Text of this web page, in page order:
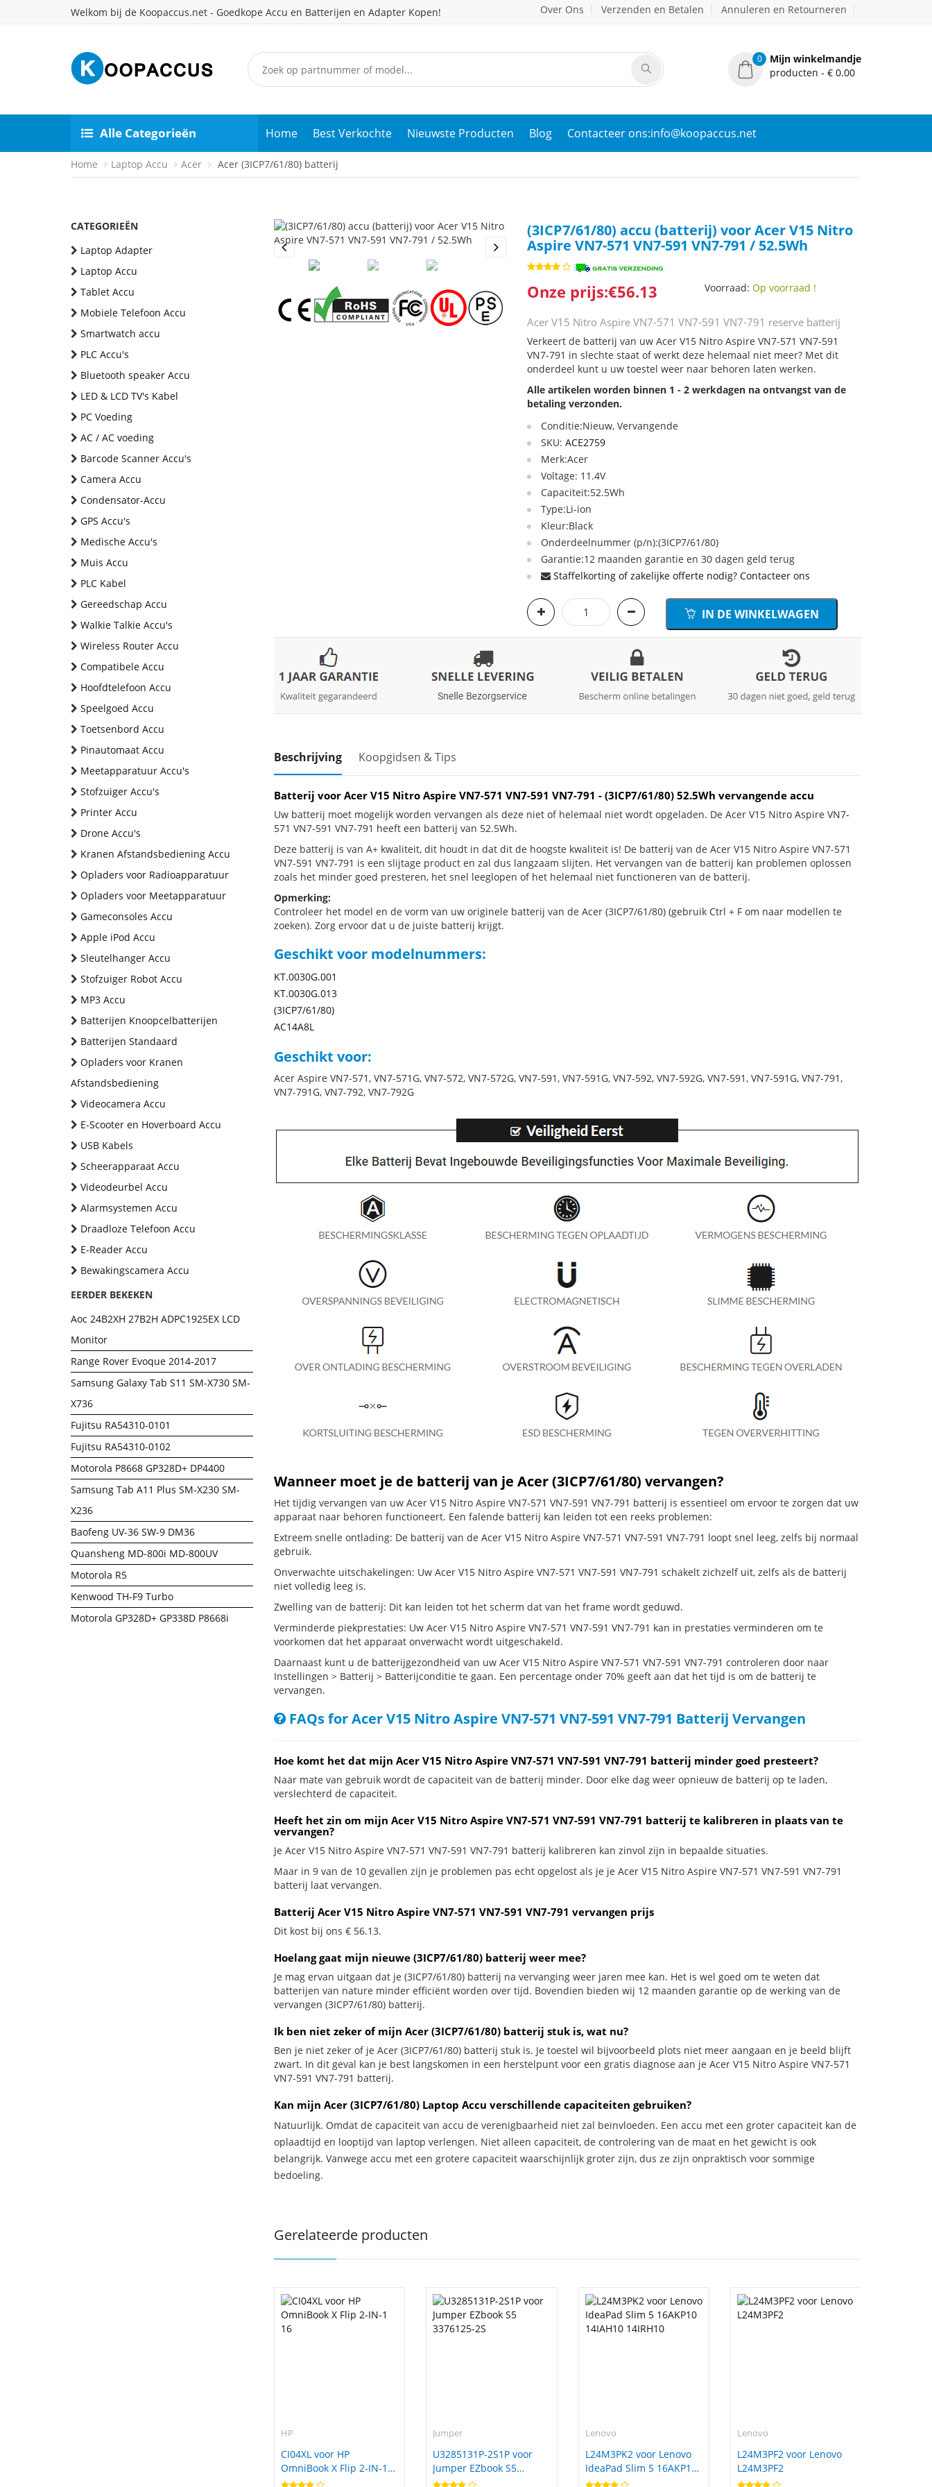
Welkom bij de Koopaccus.net - Goedkope Accu en Batterijen en Adapter Kopen! Over Ons Verzenden en Betalen Annuleren en Retourneren
0
Mijn winkelmandje
producten - € 0.00
Alle Categorieën Home Best Verkochte Nieuwste Producten Blog Contacteer ons:info@koopaccus.net
Home Laptop Accu Acer Acer (3ICP7/61/80) batterij
CATEGORIEËN
Laptop Adapter
Laptop Accu
Tablet Accu
Mobiele Telefoon Accu
Smartwatch accu
PLC Accu's
Bluetooth speaker Accu
LED & LCD TV's Kabel
PC Voeding
AC / AC voeding
Barcode Scanner Accu's
Camera Accu
Condensator-Accu
GPS Accu's
Medische Accu's
Muis Accu
PLC Kabel
Gereedschap Accu
Walkie Talkie Accu's
Wireless Router Accu
Compatibele Accu
Hoofdtelefoon Accu
Speelgoed Accu
Toetsenbord Accu
Pinautomaat Accu
Meetapparatuur Accu's
Stofzuiger Accu's
Printer Accu
Drone Accu's
Kranen Afstandsbediening Accu
Opladers voor Radioapparatuur
Opladers voor Meetapparatuur
Gameconsoles Accu
Apple iPod Accu
Sleutelhanger Accu
Stofzuiger Robot Accu
MP3 Accu
Batterijen Knoopcelbatterijen
Batterijen Standaard
Opladers voor Kranen
Afstandsbediening
Videocamera Accu
E-Scooter en Hoverboard Accu
USB Kabels
Scheerapparaat Accu
Videodeurbel Accu
Alarmsystemen Accu
Draadloze Telefoon Accu
E-Reader Accu
Bewakingscamera Accu
EERDER BEKEKEN
Aoc 24B2XH 27B2H ADPC1925EX LCD
Monitor
Range Rover Evoque 2014-2017
Samsung Galaxy Tab S11 SM-X730 SM-
X736
Fujitsu RA54310-0101
Fujitsu RA54310-0102
Motorola P8668 GP328D+ DP4400
Samsung Tab A11 Plus SM-X230 SM-
X236
Baofeng UV-36 SW-9 DM36
Quansheng MD-800i MD-800UV
Motorola R5
Kenwood TH-F9 Turbo
Motorola GP328D+ GP338D P8668i
Previous
(3ICP7/61/80) accu (batterij) voor Acer V15 Nitro
Aspire VN7-571 VN7-591 VN7-791 / 52.5Wh
Onze prijs:€56.13 Voorraad:Op voorraad !
Acer V15 Nitro Aspire VN7-571 VN7-591 VN7-791 reserve batterij
Verkeert de batterij van uw Acer V15 Nitro Aspire VN7-571 VN7-591
VN7-791 in slechte staat of werkt deze helemaal niet meer? Met dit
onderdeel kunt u uw toestel weer naar behoren laten werken.
Alle artikelen worden binnen 1 - 2 werkdagen na ontvangst van de
betaling verzonden.
Conditie:Nieuw, Vervangende
SKU:ACE2759
Merk:Acer
Voltage: 11.4V
Capaciteit:52.5Wh
Type:Li-ion
Kleur:Black
Onderdeelnummer (p/n):(3ICP7/61/80)
Garantie:12 maanden garantie en 30 dagen geld terug
Staffelkorting of zakelijke offerte nodig? Contacteer ons
IN DE WINKELWAGEN
Beschrijving Koopgidsen & Tips
Batterij voor Acer V15 Nitro Aspire VN7-571 VN7-591 VN7-791 - (3ICP7/61/80) 52.5Wh vervangende accu
Uw batterij moet mogelijk worden vervangen als deze niet of helemaal niet wordt opgeladen. De Acer V15 Nitro Aspire VN7-
571 VN7-591 VN7-791 heeft een batterij van 52.5Wh.
Deze batterij is van A+ kwaliteit, dit houdt in dat dit de hoogste kwaliteit is! De batterij van de Acer V15 Nitro Aspire VN7-571
VN7-591 VN7-791 is een slijtage product en zal dus langzaam slijten. Het vervangen van de batterij kan problemen oplossen
zoals het minder goed presteren, het snel leeglopen of het helemaal niet functioneren van de batterij.
Opmerking:
Controleer het model en de vorm van uw originele batterij van de Acer (3ICP7/61/80) (gebruik Ctrl + F om naar modellen te
zoeken). Zorg ervoor dat u de juiste batterij krijgt.
Geschikt voor modelnummers:
KT.0030G.001
KT.0030G.013
(3ICP7/61/80)
AC14A8L
Geschikt voor:
Acer Aspire VN7-571, VN7-571G, VN7-572, VN7-572G, VN7-591, VN7-591G, VN7-592, VN7-592G, VN7-591, VN7-591G, VN7-791,
VN7-791G, VN7-792, VN7-792G
Wanneer moet je de batterij van je Acer (3ICP7/61/80) vervangen?
Het tijdig vervangen van uw Acer V15 Nitro Aspire VN7-571 VN7-591 VN7-791 batterij is essentieel om ervoor te zorgen dat uw
apparaat naar behoren functioneert. Een falende batterij kan leiden tot een reeks problemen:
Extreem snelle ontlading: De batterij van de Acer V15 Nitro Aspire VN7-571 VN7-591 VN7-791 loopt snel leeg, zelfs bij normaal
gebruik.
Onverwachte uitschakelingen: Uw Acer V15 Nitro Aspire VN7-571 VN7-591 VN7-791 schakelt zichzelf uit, zelfs als de batterij
niet volledig leeg is.
Zwelling van de batterij: Dit kan leiden tot het scherm dat van het frame wordt geduwd.
Verminderde piekprestaties: Uw Acer V15 Nitro Aspire VN7-571 VN7-591 VN7-791 kan in prestaties verminderen om te
voorkomen dat het apparaat onverwacht wordt uitgeschakeld.
Daarnaast kunt u de batterijgezondheid van uw Acer V15 Nitro Aspire VN7-571 VN7-591 VN7-791 controleren door naar
Instellingen > Batterij > Batterijconditie te gaan. Een percentage onder 70% geeft aan dat het tijd is om de batterij te
vervangen.
FAQs for Acer V15 Nitro Aspire VN7-571 VN7-591 VN7-791 Batterij Vervangen
Hoe komt het dat mijn Acer V15 Nitro Aspire VN7-571 VN7-591 VN7-791 batterij minder goed presteert?
Naar mate van gebruik wordt de capaciteit van de batterij minder. Door elke dag weer opnieuw de batterij op te laden,
verslechterd de capaciteit.
Heeft het zin om mijn Acer V15 Nitro Aspire VN7-571 VN7-591 VN7-791 batterij te kalibreren in plaats van te
vervangen?
Je Acer V15 Nitro Aspire VN7-571 VN7-591 VN7-791 batterij kalibreren kan zinvol zijn in bepaalde situaties.
Maar in 9 van de 10 gevallen zijn je problemen pas echt opgelost als je je Acer V15 Nitro Aspire VN7-571 VN7-591 VN7-791
batterij laat vervangen.
Batterij Acer V15 Nitro Aspire VN7-571 VN7-591 VN7-791 vervangen prijs
Dit kost bij ons € 56.13.
Hoelang gaat mijn nieuwe (3ICP7/61/80) batterij weer mee?
Je mag ervan uitgaan dat je (3ICP7/61/80) batterij na vervanging weer jaren mee kan. Het is wel goed om te weten dat
batterijen van nature minder efficiënt worden over tijd. Bovendien bieden wij 12 maanden garantie op de werking van de
vervangen (3ICP7/61/80) batterij.
Ik ben niet zeker of mijn Acer (3ICP7/61/80) batterij stuk is, wat nu?
Ben je niet zeker of je Acer (3ICP7/61/80) batterij stuk is. Je toestel wil bijvoorbeeld plots niet meer aangaan en je beeld blijft
zwart. In dit geval kan je best langskomen in een herstelpunt voor een gratis diagnose aan je Acer V15 Nitro Aspire VN7-571
VN7-591 VN7-791 batterij.
Kan mijn Acer (3ICP7/61/80) Laptop Accu verschillende capaciteiten gebruiken?
Natuurlijk. Omdat de capaciteit van accu de verenigbaarheid niet zal beïnvloeden. Een accu met een groter capaciteit kan de
oplaadtijd en looptijd van laptop verlengen. Niet alleen capaciteit, de controlering van de maat en het gewicht is ook
belangrijk. Vanwege accu met een grotere capaciteit waarschijnlijk groter zijn, dus ze zijn onpraktisch voor sommige
bedoeling.
Gerelateerde producten
HP
CI04XL voor HP
OmniBook X Flip 2-IN-1
16
Jumper
U3285131P-2S1P voor
Jumper EZbook S5
3376125-2S
Lenovo
L24M3PK2 voor Lenovo
IdeaPad Slim 5 16AKP10
14IAH10 14IRH10
Lenovo
L24M3PF2 voor Lenovo
L24M3PF2